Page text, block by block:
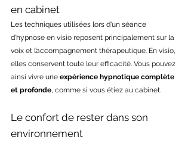
en cabinet
Les techniques utilisées lors d'un séance
d'hypnose en visio reposent principalement sur la
voix et l’accompagnement thérapeutique. En visio,
elles conservent toute leur efficacité. Vous pouvez
ainsi vivre une expérience hypnotique complète
et profonde, comme si vous étiez au cabinet.
Le confort de rester dans son
environnement